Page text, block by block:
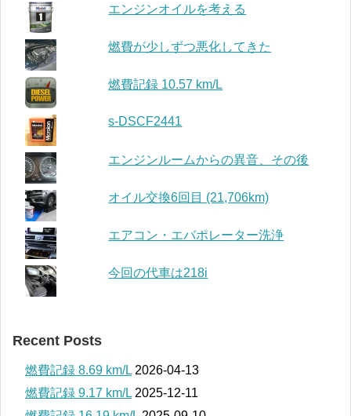
エンジンオイルを考える
燃費が少しずつ悪化してきた
燃費記録 10.57 km/L
s-DSCF2441
エンジンルームからの異音、その後
オイル交換6回目 (21,706km)
エアコン・エバポレーター洗浄
今回の代車は218i
Recent Posts
燃費記録 8.69 km/L 2026-04-13
燃費記録 9.17 km/L 2025-12-11